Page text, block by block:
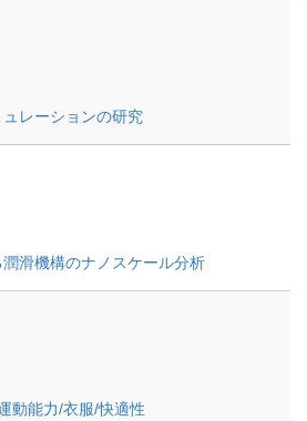
レーションの研究
滑機構のナノスケール分析
動能力/衣服/快適性